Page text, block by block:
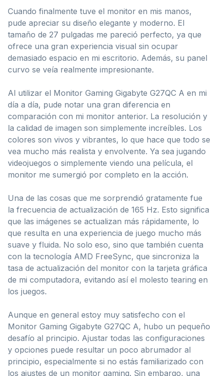
Cuando finalmente tuve el monitor en mis manos,
pude apreciar su diseño elegante y moderno. El
tamaño de 27 pulgadas me pareció perfecto, ya que
ofrece una gran experiencia visual sin ocupar
demasiado espacio en mi escritorio. Además, su panel
curvo se veía realmente impresionante.
Al utilizar el Monitor Gaming Gigabyte G27QC A en mi
día a día, pude notar una gran diferencia en
comparación con mi monitor anterior. La resolución y
la calidad de imagen son simplemente increíbles. Los
colores son vivos y vibrantes, lo que hace que todo se
vea mucho más realista y envolvente. Ya sea jugando
videojuegos o simplemente viendo una película, el
monitor me sumergió por completo en la acción.
Una de las cosas que me sorprendió gratamente fue
la frecuencia de actualización de 165 Hz. Esto significa
que las imágenes se actualizan más rápidamente, lo
que resulta en una experiencia de juego mucho más
suave y fluida. No solo eso, sino que también cuenta
con la tecnología AMD FreeSync, que sincroniza la
tasa de actualización del monitor con la tarjeta gráfica
de mi computadora, evitando así el molesto tearing en
los juegos.
Aunque en general estoy muy satisfecho con el
Monitor Gaming Gigabyte G27QC A, hubo un pequeño
desafío al principio. Ajustar todas las configuraciones
y opciones puede resultar un poco abrumador al
principio, especialmente si no estás familiarizado con
los ajustes de un monitor gaming. Sin embargo, una